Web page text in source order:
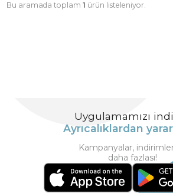
Bu aramada toplam 1 ürün listeleniyor.
Uygulamamızı
Ayrıcalıklardan
Kampanyalar,
daha fazlası!